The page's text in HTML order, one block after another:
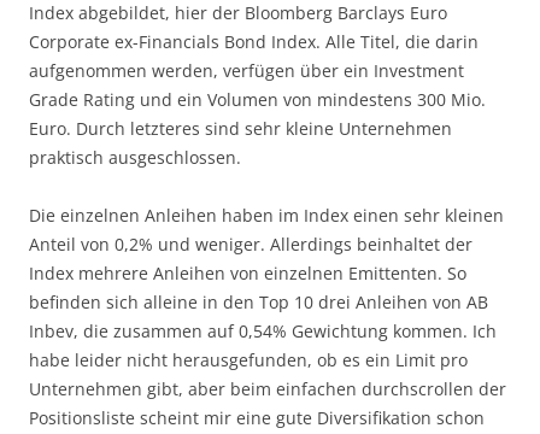
Index abgebildet, hier der Bloomberg Barclays Euro
Corporate ex-Financials Bond Index. Alle Titel, die darin
aufgenommen werden, verfügen über ein Investment
Grade Rating und ein Volumen von mindestens 300 Mio.
Euro. Durch letzteres sind sehr kleine Unternehmen
praktisch ausgeschlossen.
Die einzelnen Anleihen haben im Index einen sehr kleinen
Anteil von 0,2% und weniger. Allerdings beinhaltet der
Index mehrere Anleihen von einzelnen Emittenten. So
befinden sich alleine in den Top 10 drei Anleihen von AB
Inbev, die zusammen auf 0,54% Gewichtung kommen. Ich
habe leider nicht herausgefunden, ob es ein Limit pro
Unternehmen gibt, aber beim einfachen durchscrollen der
Positionsliste scheint mir eine gute Diversifikation schon